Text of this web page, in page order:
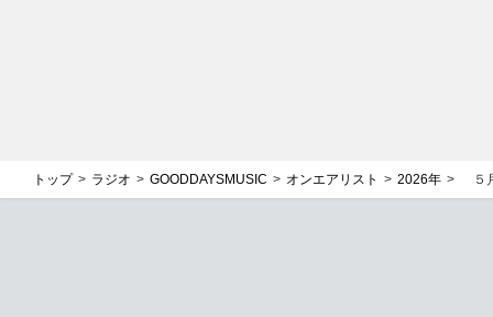
トップ ラジオ GOODDAYSMUSIC オンエアリスト 2026年 ５